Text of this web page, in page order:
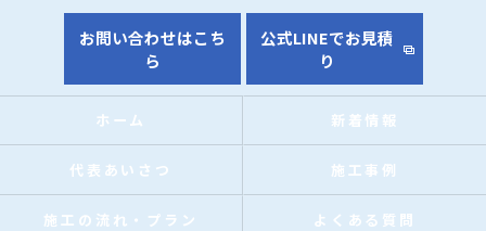
お問い合わせはこち
ら
公式LINEでお見積
り
ホーム 新着情報
代表あいさつ 施工事例
施工の流れ・プラン よくある質問